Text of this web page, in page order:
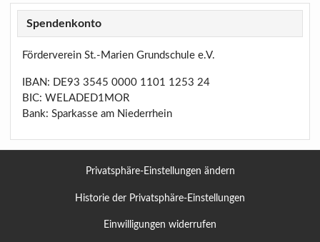
Spendenkonto
Förderverein St.-Marien Grundschule e.V.
IBAN: DE93 3545 0000 1101 1253 24
BIC: WELADED1MOR
Bank: Sparkasse am Niederrhein
Privatsphäre-Einstellungen ändern
Historie der Privatsphäre-Einstellungen
Einwilligungen widerrufen